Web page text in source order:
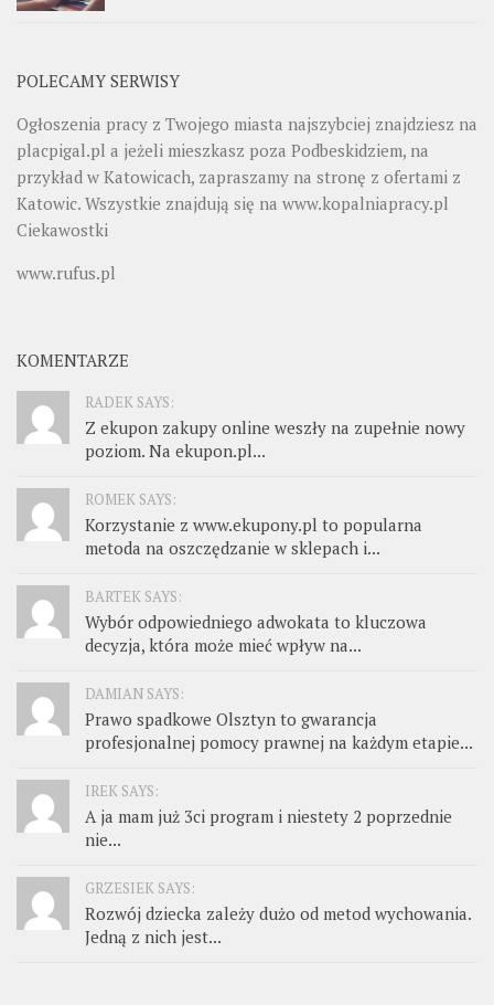
POLECAMY SERWISY
Ogłoszenia pracy z Twojego miasta najszybciej znajdziesz na
placpigal.pl a jeżeli mieszkasz poza Podbeskidziem, na
przykład w Katowicach, zapraszamy na stronę z ofertami z
Katowic. Wszystkie znajdują się na www.kopalniapracy.pl
Ciekawostki
www.rufus.pl
KOMENTARZE
RADEK SAYS:
Z ekupon zakupy online weszły na zupełnie nowy
poziom. Na ekupon.pl...
ROMEK SAYS:
Korzystanie z www.ekupony.pl to popularna
metoda na oszczędzanie w sklepach i...
BARTEK SAYS:
Wybór odpowiedniego adwokata to kluczowa
decyzja, która może mieć wpływ na...
DAMIAN SAYS:
Prawo spadkowe Olsztyn to gwarancja
profesjonalnej pomocy prawnej na każdym etapie...
IREK SAYS:
A ja mam już 3ci program i niestety 2 poprzednie
nie...
GRZESIEK SAYS:
Rozwój dziecka zależy dużo od metod wychowania.
Jedną z nich jest...